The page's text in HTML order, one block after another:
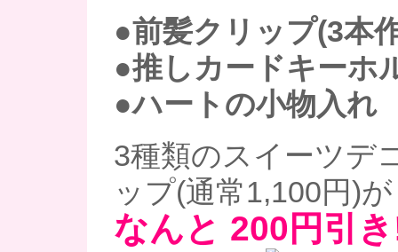
●前髪クリップ(3本
●推しカードキーホ
●ハートの小物入れ
3種類のスイーツデ
ップ(通常1,100円)が
なんと 200円引